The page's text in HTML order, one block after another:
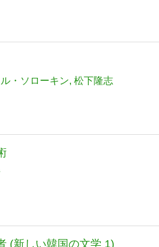
・ソローキン 松下隆志
(新しい韓国の文学 1)